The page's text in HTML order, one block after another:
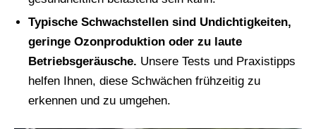
Typische Schwachstellen sind Undichtigkeiten,
geringe Ozonproduktion oder zu laute
Betriebsgeräusche. Unsere Tests und Praxistipps
helfen Ihnen, diese Schwächen frühzeitig zu
erkennen und zu umgehen.